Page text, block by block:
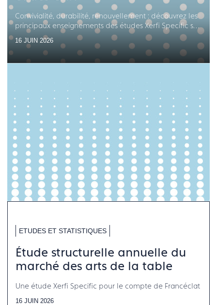
Convivialité, durabilité, renouvellement : découvrez les
principaux enseignements des études Xerfi Specific sur
les équipements en arts de la table
16 JUIN 2026
ETUDES ET STATISTIQUES
Étude structurelle annuelle du
marché des arts de la table
Une étude Xerfi Specific pour le compte de Francéclat
16 JUIN 2026